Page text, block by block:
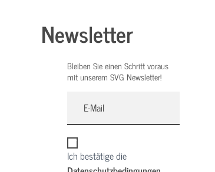
Newsletter
Bleiben Sie einen Schritt voraus
mit unserem SVG Newsletter!
Ich bestätige die